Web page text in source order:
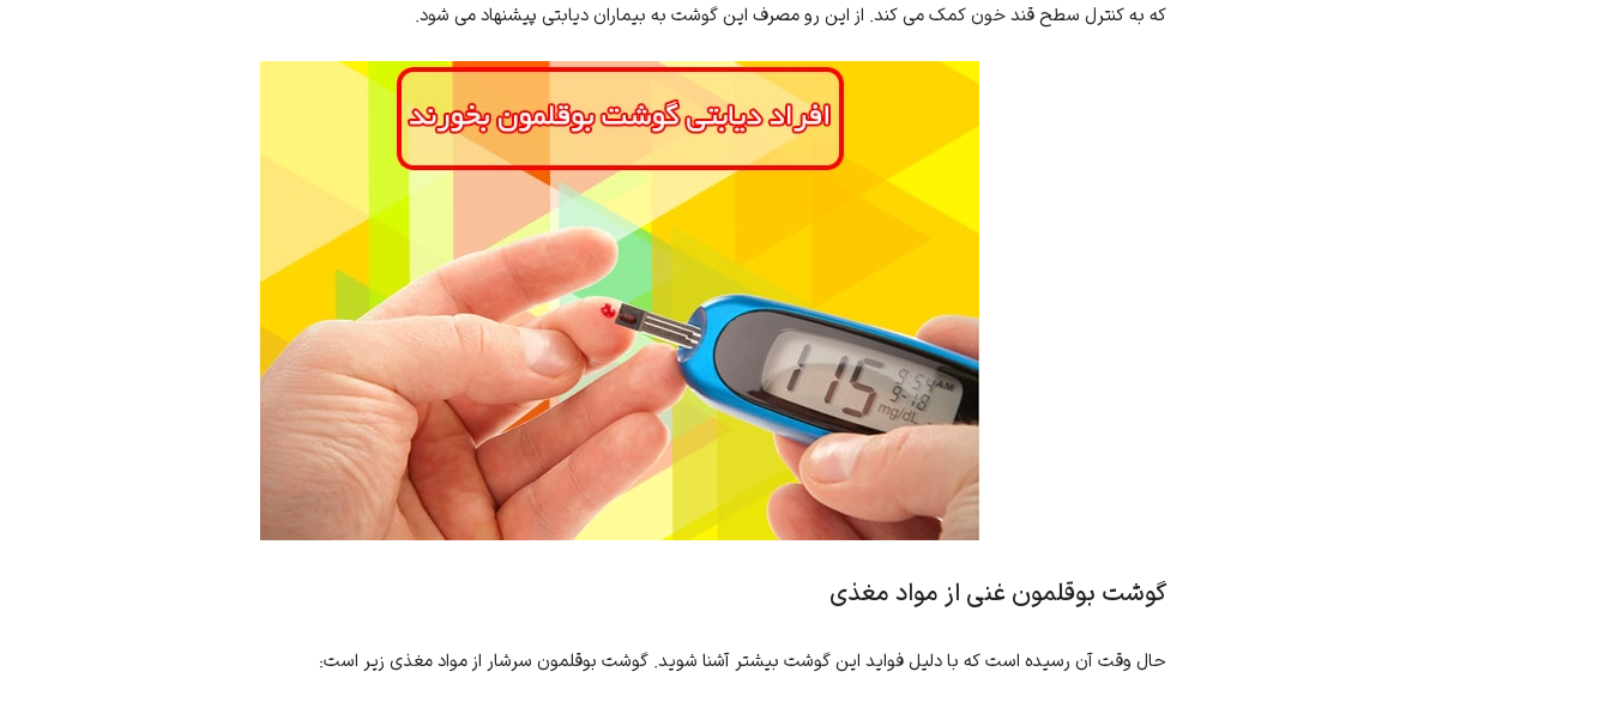
که به کنترل سطح قند خون کمک می کند. از این رو مصرف این گوشت به بیماران دیابتی پیشنهاد می شود.
گوشت بوقلمون غنی از مواد مغذی
حال وقت آن رسیده است که با دلیل فواید این گوشت بیشتر آشنا شوید. گوشت بوقلمون سرشار از مواد مغذی زیر است: